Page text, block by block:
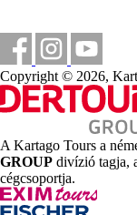
Medencék
Napágyak és
Pool-bár
Képgaléria
Copyright © 2026,
A Kartago Tours a
GROUP divízió tagja,
cégcsoportja.